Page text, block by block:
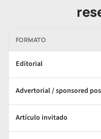
FORMATO
Editorial
Advertorial / sponsored
Artículo invitado